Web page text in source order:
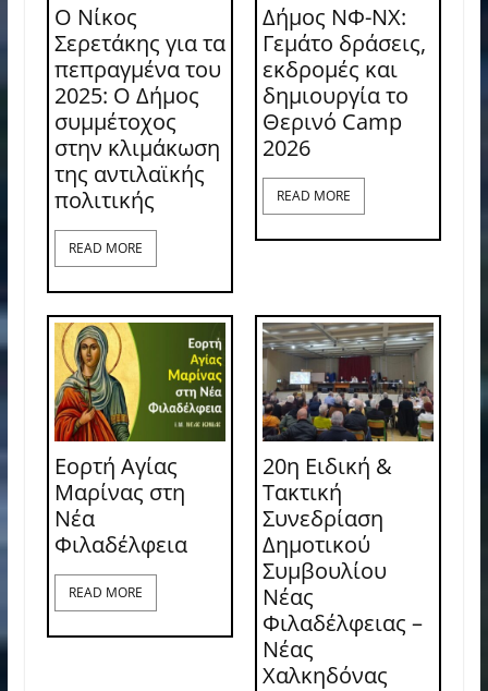
Ο Νίκος
Σερετάκης για τα
πεπραγμένα του
2025: Ο Δήμος
συμμέτοχος
στην κλιμάκωση
της αντιλαϊκής
πολιτικής
READ MORE
Δήμος ΝΦ-ΝΧ:
Γεμάτο δράσεις,
εκδρομές και
δημιουργία το
Θερινό Camp
2026
READ MORE
Εορτή Αγίας
Μαρίνας στη
Νέα
Φιλαδέλφεια
READ MORE
20η Ειδική &
Τακτική
Συνεδρίαση
Δημοτικού
Συμβουλίου
Νέας
Φιλαδέλφειας –
Νέας
Χαλκηδόνας